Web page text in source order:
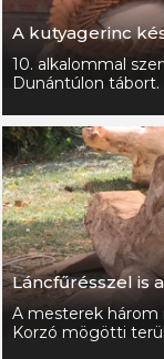
A kutyagerinc
10. alkalommal
Dunántúlon tábort.
Láncfűrésszel is
A mesterek három
Korzó mögötti